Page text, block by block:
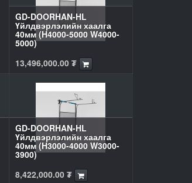
GD-DOORHAN-HL
Үйлдвэрлэлийн хаалга
40мм (H4000-5000 W4000-
5000)
13,496,000.00₮
GD-DOORHAN-HL
Үйлдвэрлэлийн хаалга
40мм (H3000-4000 W3000-
3900)
8,422,000.00₮